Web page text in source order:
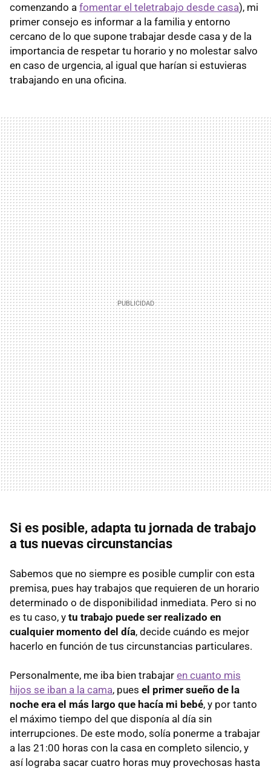
comenzando a fomentar el teletrabajo desde casa), mi
primer consejo es informar a la familia y entorno
cercano de lo que supone trabajar desde casa y de la
importancia de respetar tu horario y no molestar salvo
en caso de urgencia, al igual que harían si estuvieras
trabajando en una oficina.
Si es posible, adapta tu jornada de trabajo
a tus nuevas circunstancias
Sabemos que no siempre es posible cumplir con esta
premisa, pues hay trabajos que requieren de un horario
determinado o de disponibilidad inmediata. Pero si no
es tu caso, y tu trabajo puede ser realizado en
cualquier momento del día, decide cuándo es mejor
hacerlo en función de tus circunstancias particulares.
Personalmente, me iba bien trabajar en cuanto mis
hijos se iban a la cama, pues el primer sueño de la
noche era el más largo que hacía mi bebé, y por tanto
el máximo tiempo del que disponía al día sin
interrupciones. De este modo, solía ponerme a trabajar
a las 21:00 horas con la casa en completo silencio, y
así lograba sacar cuatro horas muy provechosas hasta